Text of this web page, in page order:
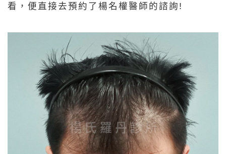
看，便直接去預約了楊名權醫師的諮詢!